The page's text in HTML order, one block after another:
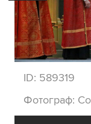
ID: 589319
Фотограф: